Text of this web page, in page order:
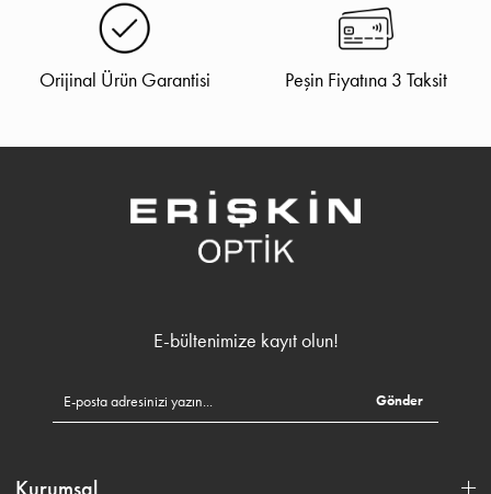
Orijinal Ürün Garantisi Peşin Fiyatına 3 Taksit
E-bültenimize kayıt olun!
Gönder